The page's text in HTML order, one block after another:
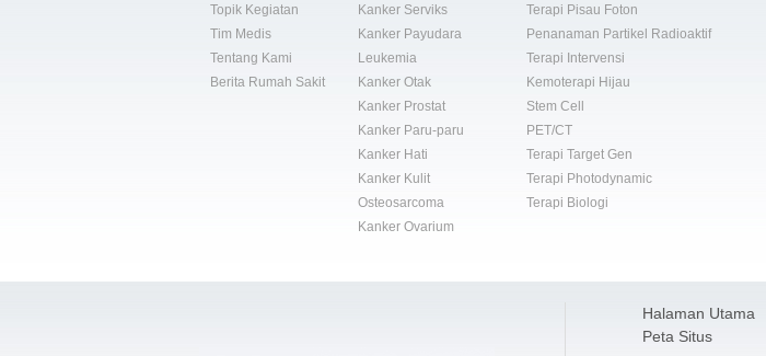
Topik Kegiatan
Tim Medis
Tentang Kami
Berita Rumah Sakit
Kanker Serviks
Kanker Payudara
Leukemia
Kanker Otak
Kanker Prostat
Kanker Paru-paru
Kanker Hati
Kanker Kulit
Osteosarcoma
Kanker Ovarium
Terapi Pisau Foton
Penanaman Partikel Radioaktif
Terapi Intervensi
Kemoterapi Hijau
Stem Cell
PET/CT
Terapi Target Gen
Terapi Photodynamic
Terapi Biologi
Halaman Utama
Peta Situs